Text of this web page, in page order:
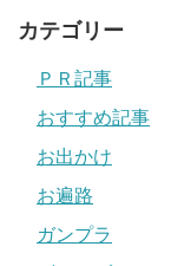
カテゴリー
ＰＲ記事
おすすめ記事
お出かけ
お遍路
ガンプラ